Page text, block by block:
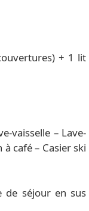
+ 1 lit
vaisselle – Lave-
café – Casier ski
de séjour en sus